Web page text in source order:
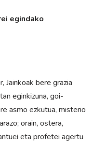
egindako
bere grazia
eginkizuna, goi-
asmo ezkutua, misterio
orain, ostera,
eta profetei agertu